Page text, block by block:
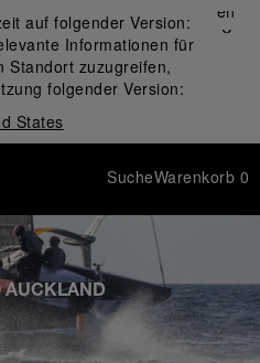
auf folgender Version:
Informationen für
Standort zuzugreifen,
folgender Version:
States
Schließen
✕
SucheWarenkorb 0
AUCKLAND